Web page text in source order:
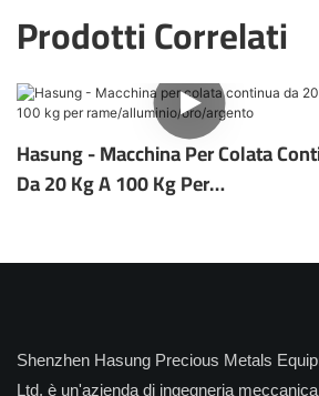
Prodotti Correlati
Hasung - Macchina Per Colata
Da 20 Kg A 100 Kg Per
Shenzhen Hasung Precious Metals
Ltd. è un'azienda di ingegneria